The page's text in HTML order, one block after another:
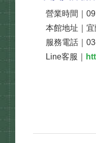
營業時間｜
本館地址｜
服務電話｜
Line客服｜